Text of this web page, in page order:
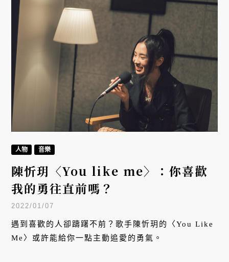
人物 音樂
陳忻玥〈You like me〉：你喜歡
我的勇往直前嗎？
2022/01/07
遇到喜歡的人卻躊躇不前？歌手陳忻玥的〈You Like
Me〉或許能給你一點主動追愛的勇氣。